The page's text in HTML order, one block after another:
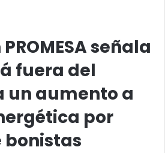
señala
fuera del
un aumento a
por
bonistas